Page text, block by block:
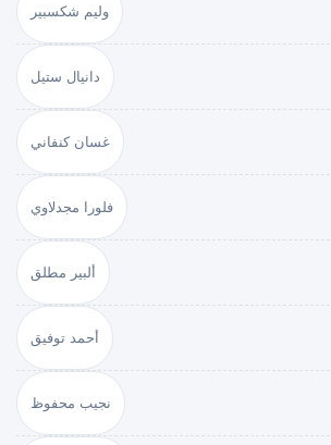
وليم شكسبير
دانيال ستيل
غسان كنفاني
فلورا مجدلاوي
ألبير مطلق
أحمد توفيق
نجيب محفوظ